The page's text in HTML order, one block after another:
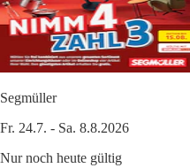
Segmüller
Fr. 24.7. - Sa. 8.8.2026
Nur noch heute gültig